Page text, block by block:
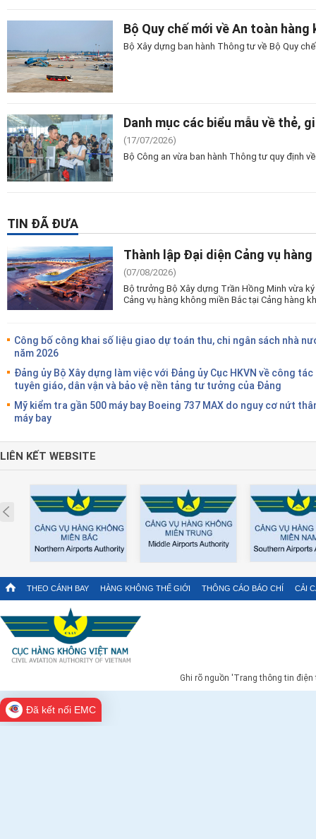
Bộ Quy chế mới về An toàn
Bộ Xây dựng ban hành Thông tư về Bộ Quy
Danh mục các biểu mẫu về thẻ,
(17/07/2026)
Bộ Công an vừa ban hành Thông tư quy định
TIN ĐÃ ĐƯA
Thành lập Đại diện Cảng vụ
(07/08/2026)
Bộ trưởng Bộ Xây dựng Trần Hồng Minh vừa
Cảng vụ hàng không miền Bắc tại Cảng hàng
Công bố công khai số liệu giao dự toán thu, chi ngân sách nhà
năm 2026
Đảng ủy Bộ Xây dựng làm việc với Đảng ủy Cục HKVN về công tác
tuyên giáo, dân vận và bảo vệ nền tảng tư tưởng của Đảng
Mỹ kiểm tra gần 500 máy bay Boeing 737 MAX do nguy cơ nứt
máy bay
LIÊN KẾT WEBSITE
Prev
THEO CÁNH BAY HÀNG KHÔNG THẾ GIỚI THÔNG CÁO BÁO CHÍ CẢI
Ghi rõ nguồn 'Trang thông tin
Đã kết nối EMC